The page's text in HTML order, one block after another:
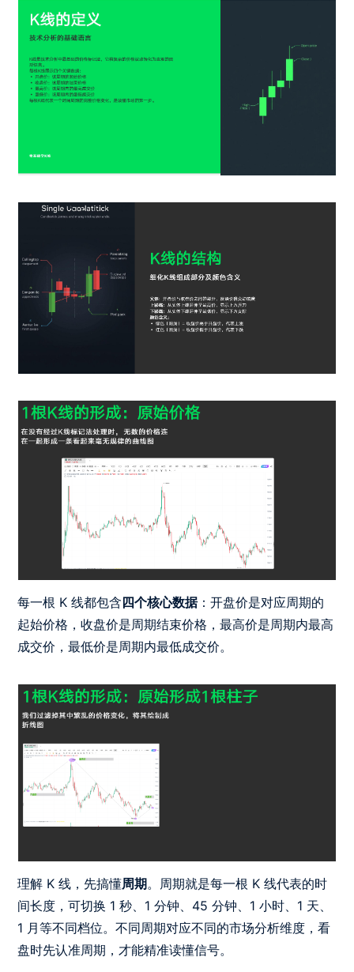
每一根 K 线都包含四个核心数据：开盘价是对应周期的
起始价格，收盘价是周期结束价格，最高价是周期内最高
成交价，最低价是周期内最低成交价。
理解 K 线，先搞懂周期。周期就是每一根 K 线代表的时
间长度，可切换 1 秒、1 分钟、45 分钟、1 小时、1 天、
1 月等不同档位。不同周期对应不同的市场分析维度，看
盘时先认准周期，才能精准读懂信号。